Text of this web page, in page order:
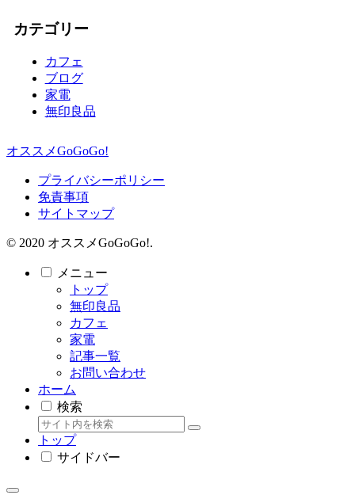
カテゴリー
カフェ
ブログ
家電
無印良品
オススメGoGoGo!
プライバシーポリシー
免責事項
サイトマップ
© 2020 オススメGoGoGo!.
メニュー
トップ
無印良品
カフェ
家電
記事一覧
お問い合わせ
ホーム
検索
トップ
サイドバー